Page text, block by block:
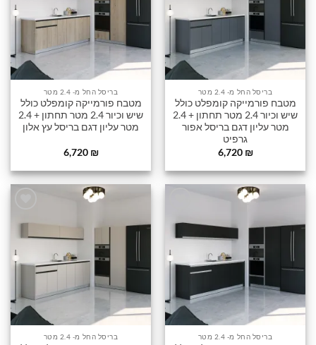
בריסל החל מ- 2.4 מטר
מטבח פורמייקה קומפלט כולל
שיש וכיור 2.4 מטר תחתון + 2.4
מטר עליון דגם בריסל אפור
גרפיט
6,720 ₪
בריסל החל מ- 2.4 מטר
מטבח פורמייקה קומפלט כולל
שיש וכיור 2.4 מטר תחתון + 2.4
מטר עליון דגם בריסל עץ אלון
6,720 ₪
שלי
בריסל החל מ- 2.4 מטר
שלי
בריסל החל מ- 2.4 מטר